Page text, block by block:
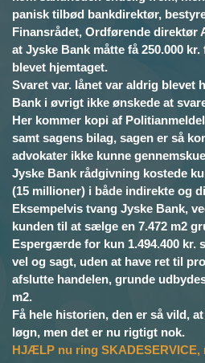
panisk tilbød bankdirektør,
Finansrådet, Ordførende direktør
at Jyske Bank måtte få 250.000
blevet hjemtaget.
Svaret var. lånet var aldrig blevet
Bank i øvrigt ikke ønskede at
Her kommer kopi af
samt sagens bilag, sagen er så
advokater ikke kunne
Jyske Bank rådgivning kostede
(15 millioner) i både indirekte og
Eksempelvis tvang Jyske Bank,
kunden til at sælge en 7.472 m2
Espergærde for kun 1.494.400 kr.
vel og sagt, uden at have ret til
afslutte handelen, grunde
m2.
Få hele historien, den er så vild,
løgn, men det er nu rigtigt nok.
HJÆLP nu ring SKADESERVICE,